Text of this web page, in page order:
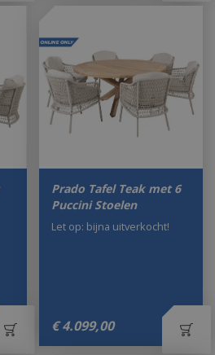
Prado Tafel Teak met 6
Puccini Stoelen
€ 4.099,00
Let op: bijna uitverkocht!